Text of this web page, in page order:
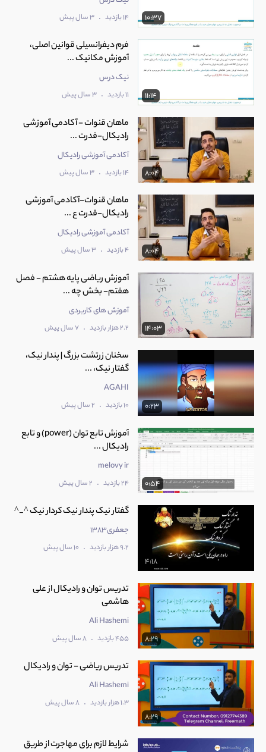
10:37 14 بازدید . 3 سال پیش
11:14
فرم دیفرانسیلی قوانین اصلی،
آموزش مکانیک ...
نیک درس
11 بازدید . 3 سال پیش
8:04
ماهان قنوات - آکادمی آموزشی
رادیکال-قدرت ...
آکادمی آموزشی رادیکال
14 بازدید . 3 سال پیش
8:04
ماهان قنوات-آکادمی آموزشی
رادیکال-قدرت ع ...
آکادمی آموزشی رادیکال
4 بازدید . 3 سال پیش
14:03
آموزش ریاضی پایه هشتم - فصل
هفتم- بخش چه ...
آموزش های کاربردی
2.2 هزار بازدید . 7 سال پیش
0:23
سخنان زرتشت بزرگ | پندار نیک،
گفتار نیک، ...
AGAHI
10 بازدید . 2 سال پیش
0:54
آموزش تابع توان (power) و تابع
رادیکال ...
melovy ir
24 بازدید . 2 سال پیش
4:18
گفتار نیک پندار نیک کردار نیک ^_^
جعفری1383
9.2 هزار بازدید . 10 سال پیش
8:29
تدریس توان و رادیکال از علی
هاشمی
Ali Hashemi
455 بازدید . 8 سال پیش
8:29
تدریس ریاضی - توان و رادیکال
Ali Hashemi
1.3 هزار بازدید . 8 سال پیش
شرایط لازم برای مهاجرت از طریق